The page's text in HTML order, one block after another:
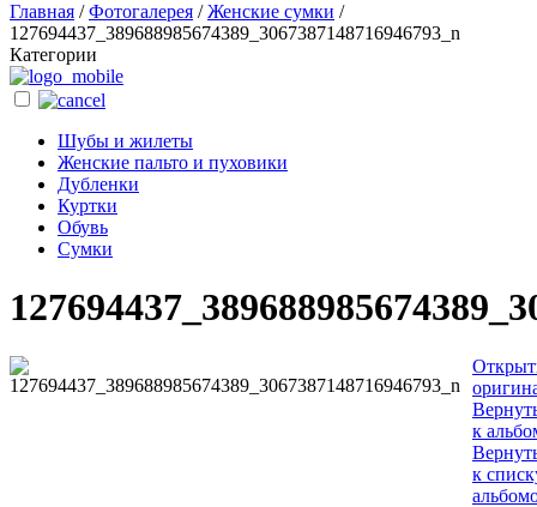
Главная /Фотогалерея /Женские сумки /
127694437_389688985674389_3067387148716946793_n
Категории
Шубы и жилеты
Женские пальто и пуховики
Дубленки
Куртки
Обувь
Сумки
к
к